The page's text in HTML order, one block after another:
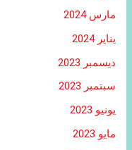
مارس 2024
يناير 2024
ديسمبر 2023
سبتمبر 2023
يونيو 2023
مايو 2023